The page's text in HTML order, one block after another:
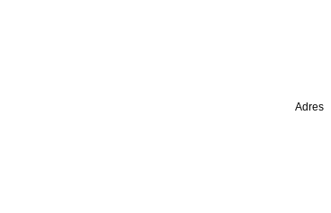
Adres